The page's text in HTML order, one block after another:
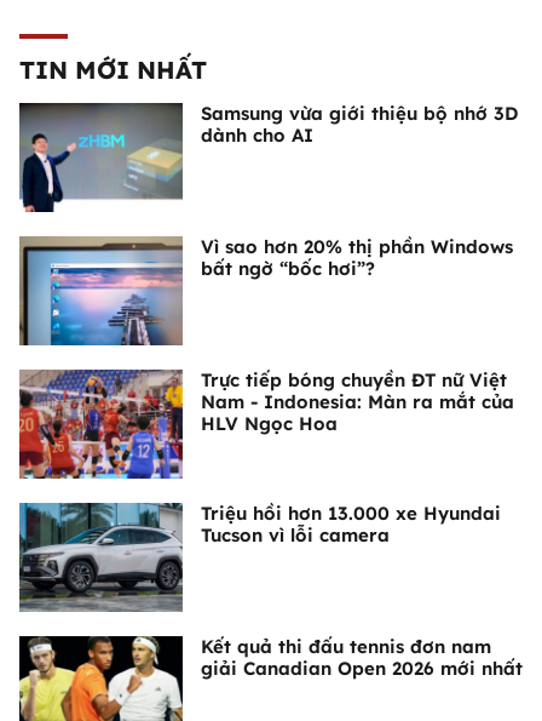
TIN MỚI NHẤT
Samsung vừa giới thiệu bộ nhớ 3D
dành cho AI
Vì sao hơn 20% thị phần Windows
bất ngờ “bốc hơi”?
Trực tiếp bóng chuyền ĐT nữ Việt
Nam - Indonesia: Màn ra mắt của
HLV Ngọc Hoa
Triệu hồi hơn 13.000 xe Hyundai
Tucson vì lỗi camera
Kết quả thi đấu tennis đơn nam
giải Canadian Open 2026 mới nhất